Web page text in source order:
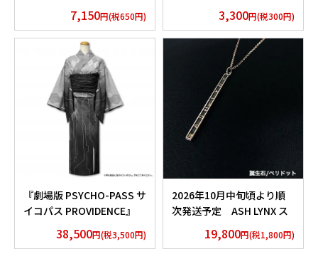
7,150円(税650円) 3,300円(税300円)
『劇場版 PSYCHO-PASS サ
イコパス PROVIDENCE』
38,500円(税3,500円)
2026年10月中旬頃より順
次発送予定 ASH LYNX ス
Silver925×Peridot ver.
19,800円(税1,800円)